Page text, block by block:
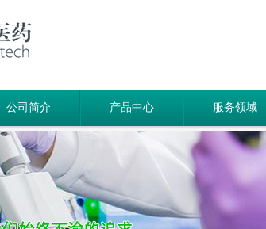
公司简介 产品中心 服务领域